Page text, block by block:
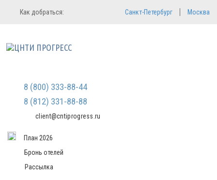
Регистрация
Мы не передаем ваши данные
третьим лицам и не рассылаем
Вход в систему
Как добраться: Санкт-Петербург Москва
8 (800) 333-88-44
8 (812) 331-88-88
client@cntiprogress.ru
План 2026
Бронь отелей
Рассылка